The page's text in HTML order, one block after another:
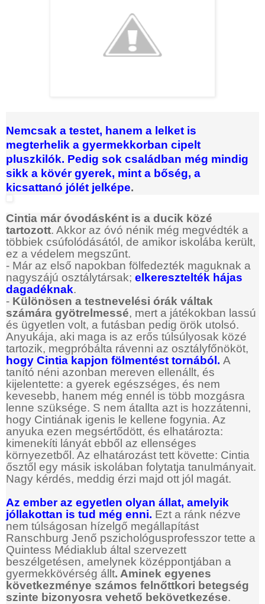
Nemcsak a testet, hanem a lelket is
megterhelik a gyermekkorban cipelt
pluszkilók. Pedig sok családban még mindig
sikk a kövér gyerek, mint a bőség, a
kicsattanó jólét jelképe.
Cintia már óvodásként is a ducik közé
tartozott. Akkor az óvó nénik még megvédték a
többiek csúfolódásától, de amikor iskolába került,
ez a védelem megszűnt.
- Már az első napokban fölfedezték maguknak a
nagyszájú osztálytársak; elkeresztelték hájas
dagadéknak.
- Különösen a testnevelési órák váltak
számára gyötrelmessé, mert a játékokban lassú
és ügyetlen volt, a futásban pedig örök utolsó.
Anyukája, aki maga is az erős túlsúlyosak közé
tartozik, megpróbálta rávenni az osztályfőnököt,
hogy Cintia kapjon fölmentést tornából. A
tanító néni azonban mereven ellenállt, és
kijelentette: a gyerek egészséges, és nem
kevesebb, hanem még ennél is több mozgásra
lenne szüksége. S nem átallta azt is hozzátenni,
hogy Cintiának igenis le kellene fogynia. Az
anyuka ezen megsértődött, és elhatározta:
kimenekíti lányát ebből az ellenséges
környezetből. Az elhatározást tett követte: Cintia
ősztől egy másik iskolában folytatja tanulmányait.
Nagy kérdés, meddig érzi majd ott jól magát.
Az ember az egyetlen olyan állat, amelyik
jóllakottan is tud még enni. Ezt a ránk nézve
nem túlságosan hízelgő megállapítást
Ranschburg Jenő pszichológusprofesszor tette a
Quintess Médiaklub által szervezett
beszélgetésen, amelynek középpontjában a
gyermekkövérség állt. Aminek egyenes
következménye számos felnőttkori betegség
szinte bizonyosra vehető bekövetkezése.